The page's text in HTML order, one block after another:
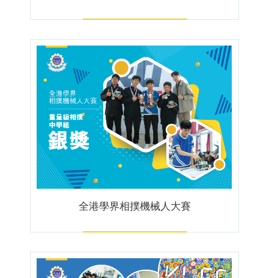
全港學界相撲機械人大賽